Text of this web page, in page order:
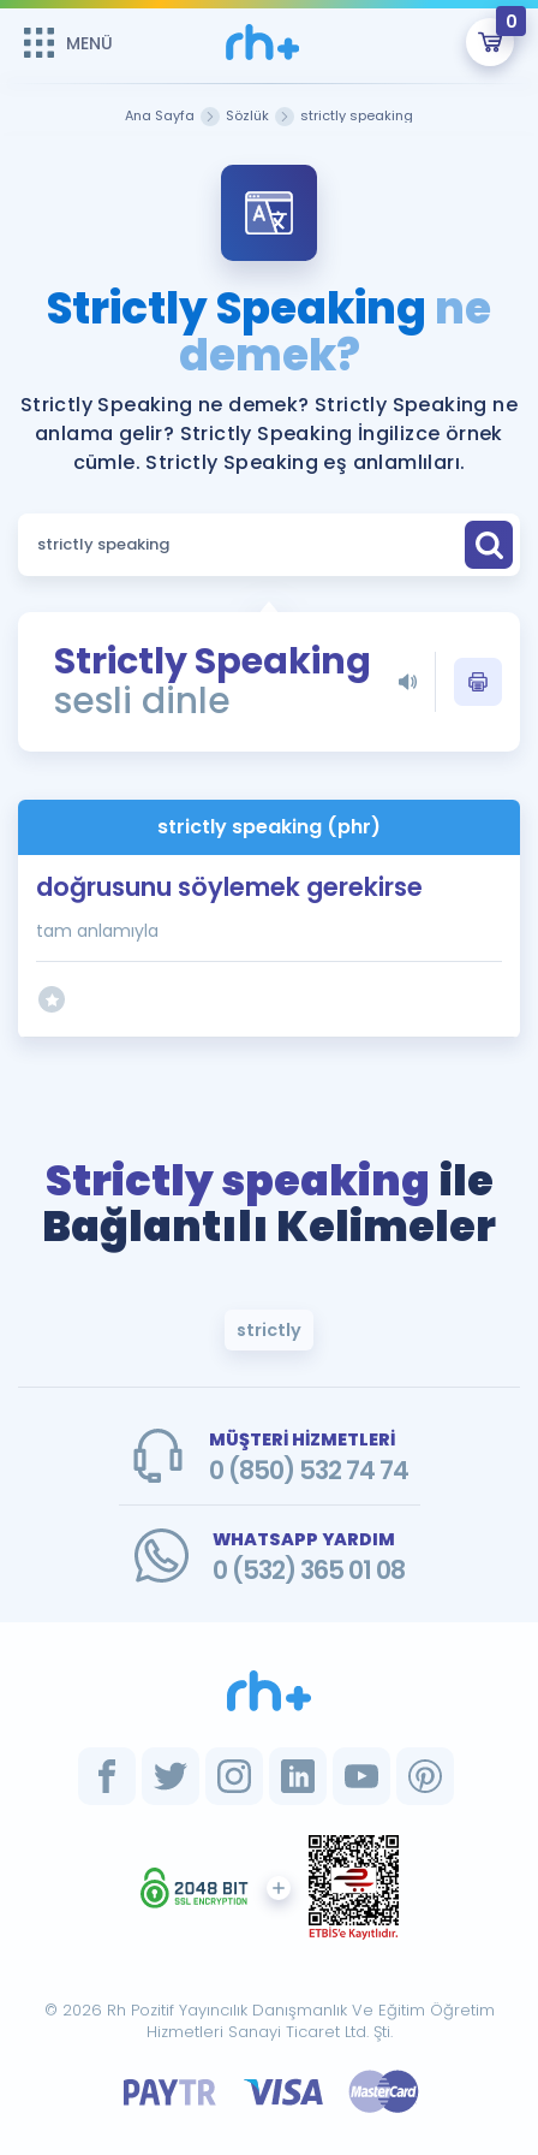
MENÜ
0
Şifremi Hatırlamıyorum
Sepetin Şu An Boş.
Remzi Hoca ile seni sınava hazırlayacak onlarca eğitim seni
bekliyor!
MENÜ
Katılımcı Görüşleri
Faydalı Araçlar
Ücretsiz Kaynaklar
Puan Hesaplama
ÖSYM Sınav Takvimi
Kampanyalar
İngilizce Gramer
İngilizce Gramer
Ana Sayfa Sözlük strictly speaking
Strictly Speaking ne
demek?
Strictly Speaking ne demek? Strictly Speaking ne
anlama gelir? Strictly Speaking İngilizce örnek
cümle. Strictly Speaking eş anlamlıları.
Strictly Speaking
sesli dinle
strictly speaking (phr)
doğrusunu söylemek gerekirse
tam anlamıyla
Strictly speaking ile
Bağlantılı Kelimeler
strictly
MÜŞTERİ HİZMETLERİ
0 (850) 532 74 74
WHATSAPP YARDIM
0 (532) 365 01 08
© 2026 Rh Pozitif Yayıncılık Danışmanlık Ve Eğitim Öğretim
Hizmetleri Sanayi Ticaret Ltd. Şti.